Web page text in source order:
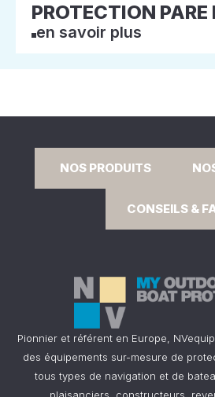
PROTECTION PARE
en savoir plus
NOS PRODUITS
CONSEILS &
Pionnier et référent en Europe,
des équipements sur-mesure de
tous types de navigation et de